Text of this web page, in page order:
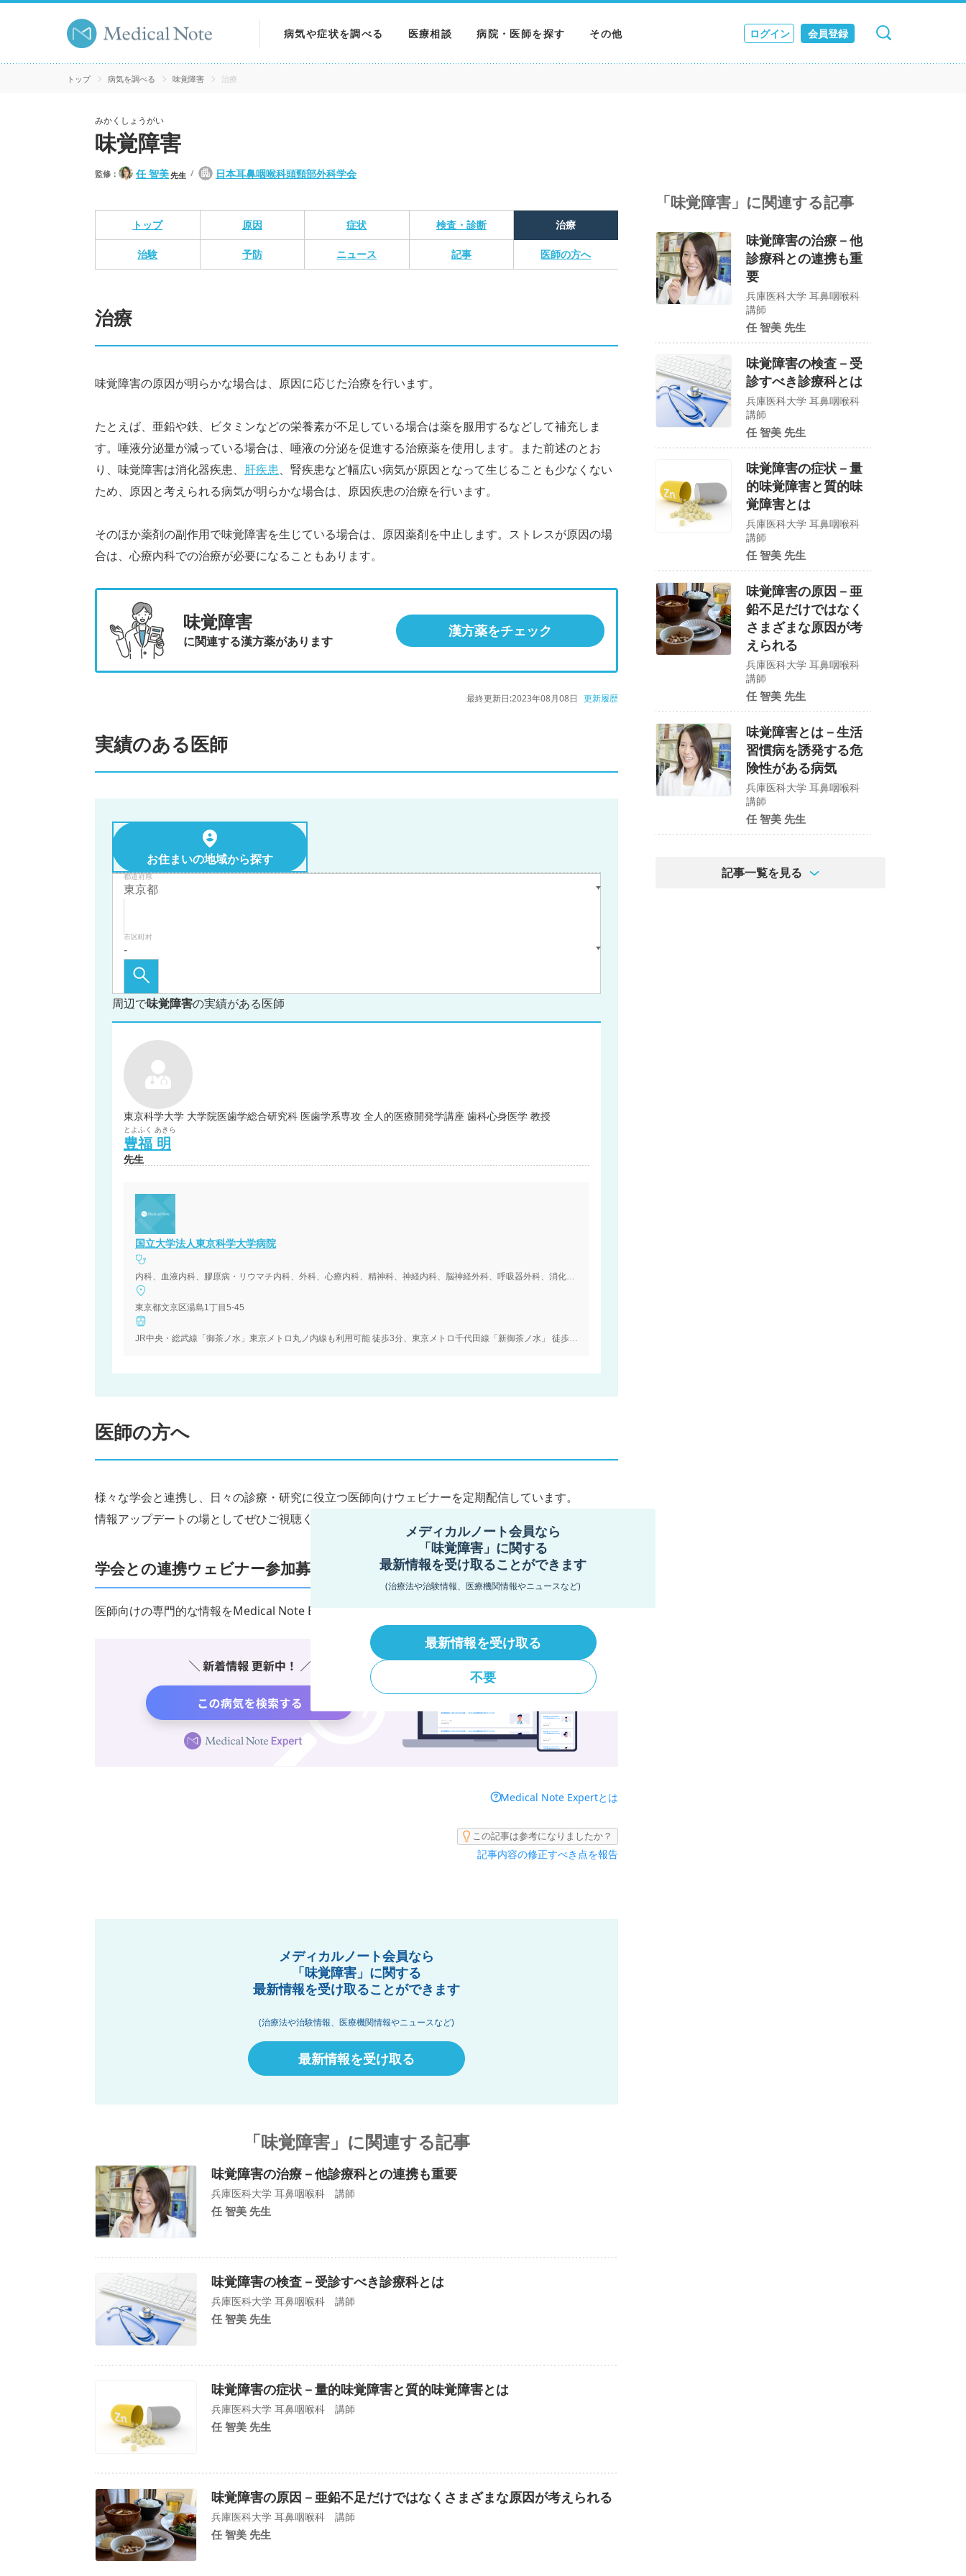
病気や症状を調べる
病気を調べる
医療相談 病院・医師を探す
病院を探す
その他
MNニュース
ログイン 会員登録
検索 キャンセル
トップ 病気を調べる 味覚障害 治療
メディカルノート会員なら
「味覚障害」に関する
最新情報を受け取ることができます
(治療法や治験情報、医療機関情報やニュースなど)
最新情報を受け取る
不要
みかくしょうがい
味覚障害
監修： 任 智美先生 日本耳鼻咽喉科頭頸部外科学会
トップ 原因 症状 検査・診断 治療
治験 予防 ニュース 記事 医師の方へ
治療
味覚障害の原因が明らかな場合は、原因に応じた治療を行います。
たとえば、亜鉛や鉄、ビタミンなどの栄養素が不足している場合は薬を服用するなどして補充しま
す。唾液分泌量が減っている場合は、唾液の分泌を促進する治療薬を使用します。また前述のとお
り、味覚障害は消化器疾患、 肝疾患、腎疾患など幅広い病気が原因となって生じることも少なくない
ため、原因と考えられる病気が明らかな場合は、原因疾患の治療を行います。
そのほか薬剤の副作用で味覚障害を生じている場合は、原因薬剤を中止します。ストレスが原因の場
合は、心療内科での治療が必要になることもあります。
味覚障害
に関連する漢方薬があります
漢方薬をチェック
最終更新日:2023年08月08日 更新履歴
実績のある医師
お住まいの地域から探す
都道府県
市区町村
周辺で味覚障害の実績がある医師
東京科学大学 大学院医歯学総合研究科 医歯学系専攻 全人的医療開発学講座 歯科心身医学 教授
とよふく あきら
豊福 明
先生
国立大学法人東京科学大学病院
内科、血液内科、膠原病・リウマチ内科、外科、心療内科、精神科、神経内科、脳神経外科、呼吸器外科、消化器外科、腎臓内科、心臓血管外科、小児科、小児外科、整形外科、形成外科、美容外科、皮膚科、泌尿器科、肛門科、産婦人科、眼科、耳鼻咽喉科、リハビリテーション科、放射線科、麻酔科、乳腺外科、呼吸器内科、循環器内科、消化器内科
東京都文京区湯島1丁目5-45
JR中央・総武線「御茶ノ水」東京メトロ丸ノ内線も利用可能 徒歩3分、東京メトロ千代田線「新御茶ノ水」 徒歩5分
医師の方へ
様々な学会と連携し、日々の診療・研究に役立つ医師向けウェビナーを定期配信しています。
情報アップデートの場としてぜひご視聴ください。
学会との連携ウェビナー参加募集中
医師向けの専門的な情報をMedical Note Expertでより詳しく調べることができます。
Medical Note Expertとは
この記事は参考になりましたか？
記事内容の修正すべき点を報告
メディカルノート会員なら
「味覚障害」に関する
最新情報を受け取ることができます
(治療法や治験情報、医療機関情報やニュースなど)
最新情報を受け取る
「味覚障害」に関連する記事
味覚障害の治療－他診療科との連携も重要
兵庫医科大学 耳鼻咽喉科 講師
任 智美 先生
味覚障害の検査－受診すべき診療科とは
兵庫医科大学 耳鼻咽喉科 講師
任 智美 先生
味覚障害の症状－量的味覚障害と質的味覚障害とは
兵庫医科大学 耳鼻咽喉科 講師
任 智美 先生
味覚障害の原因－亜鉛不足だけではなくさまざまな原因が考えられる
兵庫医科大学 耳鼻咽喉科 講師
任 智美 先生
「味覚障害」に関連する記事
味覚障害の治療－他
診療科との連携も重
要
兵庫医科大学 耳鼻咽喉科
講師
任 智美 先生
味覚障害の検査－受
診すべき診療科とは
兵庫医科大学 耳鼻咽喉科
講師
任 智美 先生
味覚障害の症状－量
的味覚障害と質的味
覚障害とは
兵庫医科大学 耳鼻咽喉科
講師
任 智美 先生
味覚障害の原因－亜
鉛不足だけではなく
さまざまな原因が考
えられる
兵庫医科大学 耳鼻咽喉科
講師
任 智美 先生
味覚障害とは－生活
習慣病を誘発する危
険性がある病気
兵庫医科大学 耳鼻咽喉科
講師
任 智美 先生
記事一覧を見る